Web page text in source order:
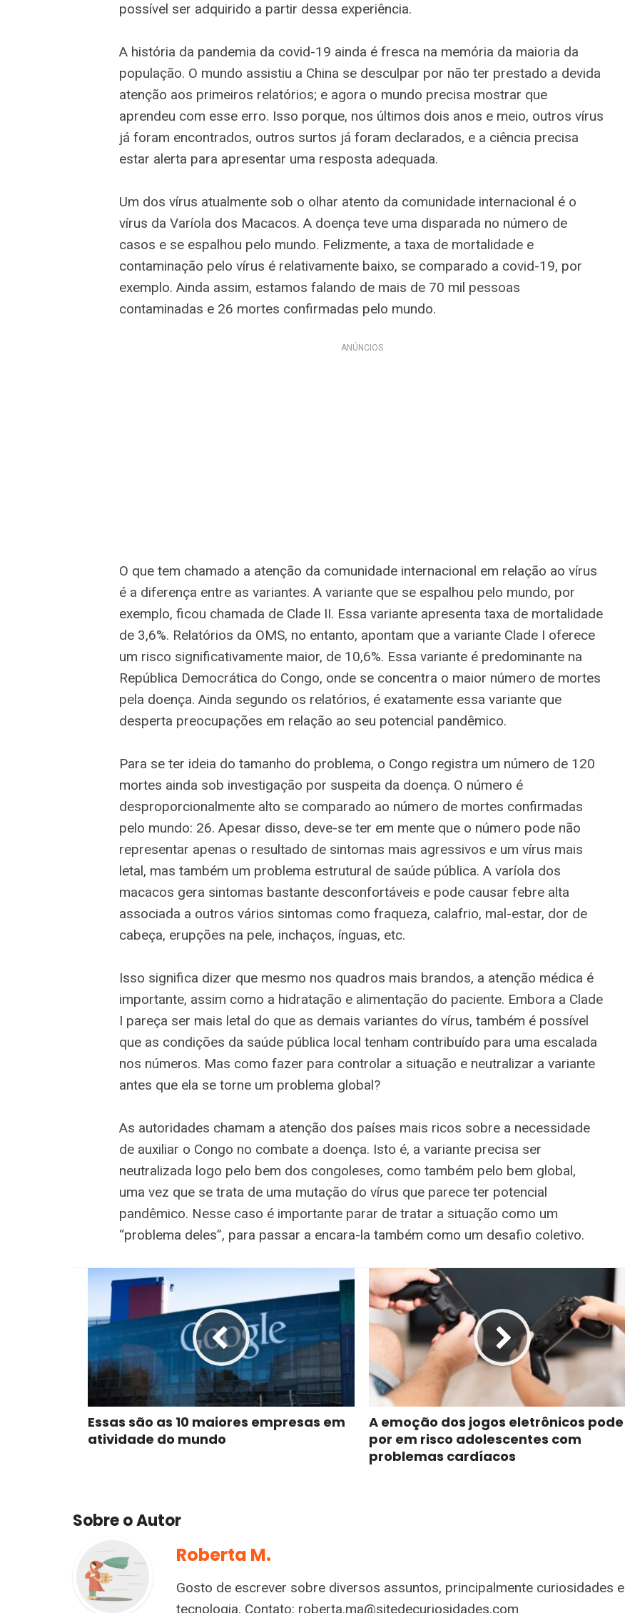
possível ser adquirido a partir dessa experiência.
A história da pandemia da covid-19 ainda é fresca na memória da maioria da
população. O mundo assistiu a China se desculpar por não ter prestado a devida
atenção aos primeiros relatórios; e agora o mundo precisa mostrar que
aprendeu com esse erro. Isso porque, nos últimos dois anos e meio, outros vírus
já foram encontrados, outros surtos já foram declarados, e a ciência precisa
estar alerta para apresentar uma resposta adequada.
Um dos vírus atualmente sob o olhar atento da comunidade internacional é o
vírus da Varíola dos Macacos. A doença teve uma disparada no número de
casos e se espalhou pelo mundo. Felizmente, a taxa de mortalidade e
contaminação pelo vírus é relativamente baixo, se comparado a covid-19, por
exemplo. Ainda assim, estamos falando de mais de 70 mil pessoas
contaminadas e 26 mortes confirmadas pelo mundo.
ANÚNCIOS
O que tem chamado a atenção da comunidade internacional em relação ao vírus
é a diferença entre as variantes. A variante que se espalhou pelo mundo, por
exemplo, ficou chamada de Clade II. Essa variante apresenta taxa de mortalidade
de 3,6%. Relatórios da OMS, no entanto, apontam que a variante Clade I oferece
um risco significativamente maior, de 10,6%. Essa variante é predominante na
República Democrática do Congo, onde se concentra o maior número de mortes
pela doença. Ainda segundo os relatórios, é exatamente essa variante que
desperta preocupações em relação ao seu potencial pandêmico.
Para se ter ideia do tamanho do problema, o Congo registra um número de 120
mortes ainda sob investigação por suspeita da doença. O número é
desproporcionalmente alto se comparado ao número de mortes confirmadas
pelo mundo: 26. Apesar disso, deve-se ter em mente que o número pode não
representar apenas o resultado de sintomas mais agressivos e um vírus mais
letal, mas também um problema estrutural de saúde pública. A varíola dos
macacos gera sintomas bastante desconfortáveis e pode causar febre alta
associada a outros vários sintomas como fraqueza, calafrio, mal-estar, dor de
cabeça, erupções na pele, inchaços, ínguas, etc.
Isso significa dizer que mesmo nos quadros mais brandos, a atenção médica é
importante, assim como a hidratação e alimentação do paciente. Embora a Clade
I pareça ser mais letal do que as demais variantes do vírus, também é possível
que as condições da saúde pública local tenham contribuído para uma escalada
nos números. Mas como fazer para controlar a situação e neutralizar a variante
antes que ela se torne um problema global?
As autoridades chamam a atenção dos países mais ricos sobre a necessidade
de auxiliar o Congo no combate a doença. Isto é, a variante precisa ser
neutralizada logo pelo bem dos congoleses, como também pelo bem global,
uma vez que se trata de uma mutação do vírus que parece ter potencial
pandêmico. Nesse caso é importante parar de tratar a situação como um
“problema deles”, para passar a encara-la também como um desafio coletivo.
Essas são as 10 maiores empresas em
atividade do mundo
A emoção dos jogos eletrônicos pode
por em risco adolescentes com
problemas cardíacos
Sobre o Autor
Roberta M.
Gosto de escrever sobre diversos assuntos, principalmente curiosidades e
tecnologia. Contato: roberta.ma@sitedecuriosidades.com